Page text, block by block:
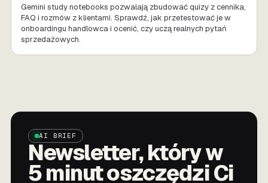
Gemini study notebooks pozwalają zbudować quizy z cennika,
FAQ i rozmów z klientami. Sprawdź, jak przetestować je w
onboardingu handlowca i ocenić, czy uczą realnych pytań
sprzedażowych.
AI BRIEF
Newsletter, który w
5 minut oszczędzi Ci